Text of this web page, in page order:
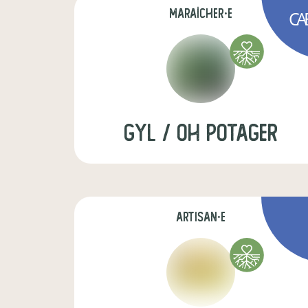
maraîcher·e
Gyl / Oh Potager
artisan·e